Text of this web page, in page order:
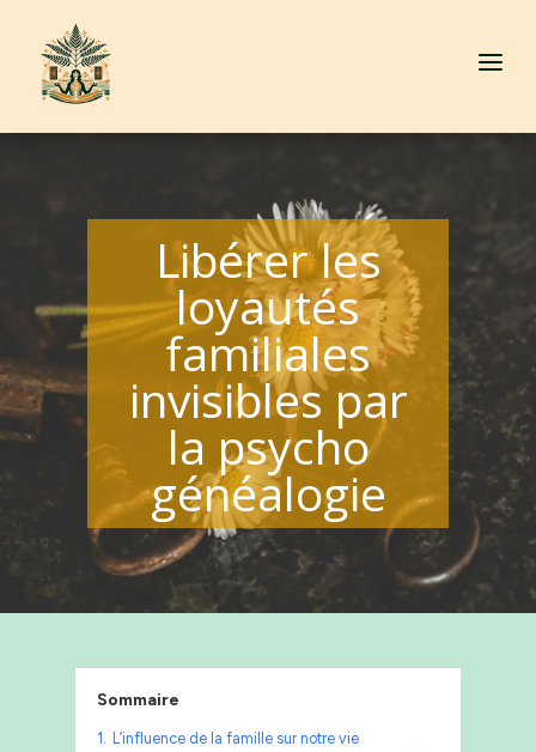
a
Libérer les
loyautés
familiales
invisibles par
la psycho
généalogie
Sommaire
1. L’influence de la famille sur notre vie